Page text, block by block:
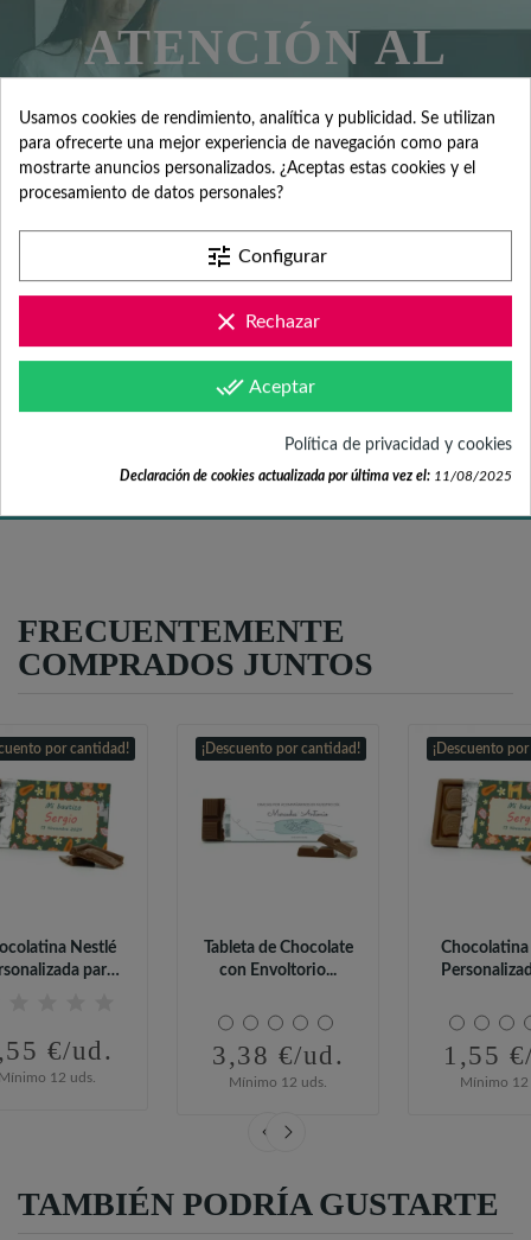
ATENCIÓN AL
CLIENTE
Mándanos tus dudas a
hola@fabricadelasuerte.es
Revisa nuestras páginas de
documentación
FRECUENTEMENTE
COMPRADOS JUNTOS
por cantidad!
Nestlé
para
€/ud.
12 uds.
¡Descuento por cantidad!
Tableta de Chocolate
con Envoltorio...
3,38 €/ud.
Mínimo 12 uds.
¡Descuento
Chocolatina
1,55
Mínimo 12
TAMBIÉN PODRÍA GUSTARTE
Usamos cookies de rendimiento, analítica y publicidad. Se utilizan
para ofrecerte una mejor experiencia de navegación como para
mostrarte anuncios personalizados. ¿Aceptas estas cookies y el
procesamiento de datos personales?
tune Configurar
clear Rechazar
done_all Aceptar
Política de privacidad y cookies
Declaración de cookies actualizada por última vez el: 11/08/2025